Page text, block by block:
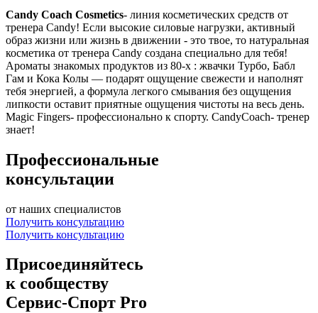
Candy Coach Cosmetics- линия косметических средств от
тренера Candy! Если высокие силовые нагрузки, активный
образ жизни или жизнь в движении - это твое, то натуральная
косметика от тренера Candy создана специально для тебя!
Ароматы знакомых продуктов из 80-х : жвачки Турбо, Бабл
Гам и Кока Колы — подарят ощущение свежести и наполнят
тебя энергией, а формула легкого смывания без ощущения
липкости оставит приятные ощущения чистоты на весь день.
Magic Fingers- профессионально к спорту. CandyCoach- тренер
знает!
Профессиональные
консультации
от наших специалистов
Получить консультацию
Получить консультацию
Присоединяйтесь
к сообществу
Сервис-Спорт Pro